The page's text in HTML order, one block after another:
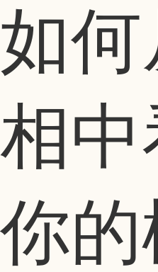
如
相中
你